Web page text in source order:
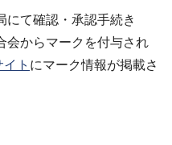
にて確認・承認手続き
会からマークを付与され
ト にマーク情報が掲載さ